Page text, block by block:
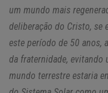
um mundo mais
deliberação do Cristo, se
este período de 50 anos,
da fraternidade, evitando
mundo terrestre estaria